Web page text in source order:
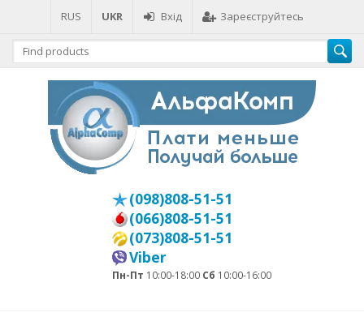
RUS UKR Вхід Зареєструйтесь
(098)808-51-51
(066)808-51-51
(073)808-51-51
Viber
Пн-Пт 10:00-18:00 Сб 10:00-16:00